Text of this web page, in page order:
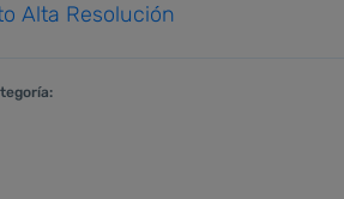
Alta Resolución